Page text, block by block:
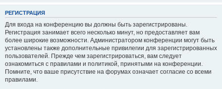
РЕГИСТРАЦИЯ
Для входа на конференцию вы должны быть зарегистрированы.
Регистрация занимает всего несколько минут, но предоставляет вам
более широкие возможности. Администратором конференции могут быть
установлены также дополнительные привилегии для зарегистрированных
пользователей. Прежде чем зарегистрироваться, вам следует
ознакомиться с правилами и политикой, принятыми на конференции.
Помните, что ваше присутствие на форумах означает согласие со всеми
правилами.